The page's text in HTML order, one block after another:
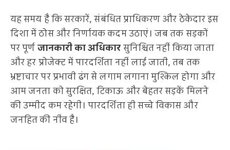
यह समय है कि सरकारें, संबंधित प्राधिकरण और ठेकेदार इस
दिशा में ठोस और निर्णायक कदम उठाएं। जब तक सड़कों
पर पूर्णजानकारी का अधिकारसुनिश्चित नहीं किया जाता
और हर प्रोजेक्ट में पारदर्शिता नहीं लाई जाती, तब तक
भ्रष्टाचार पर प्रभावी ढंग से लगाम लगाना मुश्किल होगा और
आम जनता को सुरक्षित, टिकाऊ और बेहतर सड़कें मिलने
की उम्मीद कम रहेगी। पारदर्शिता ही सच्चे विकास और
जनहित की नींव है।